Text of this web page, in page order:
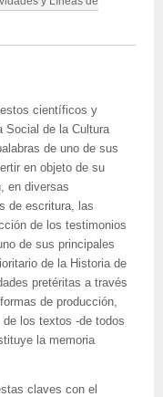
científicos y
Social de la Cultura
de uno de sus
en objeto de su
en diversas
de escritura, las
de los testimonios
de sus principales
de la Historia de
pretéritas a través
de producción,
los textos -de todos
la memoria
claves con el